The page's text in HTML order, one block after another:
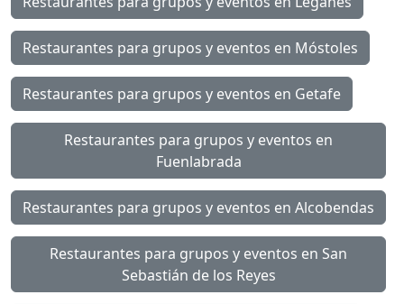
Restaurantes para grupos y eventos en Móstoles
Restaurantes para grupos y eventos en Getafe
Restaurantes para grupos y eventos en
Fuenlabrada
Restaurantes para grupos y eventos en Alcobendas
Restaurantes para grupos y eventos en San
Sebastián de los Reyes